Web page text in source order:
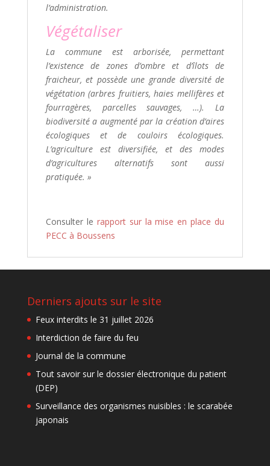
l’administration.
Végétaliser
La commune est arborisée, permettant
l’existence de zones d’ombre et d’îlots de
fraicheur, et possède une grande diversité de
végétation (arbres fruitiers, haies mellifères et
fourragères, parcelles sauvages, …). La
biodiversité a augmenté par la création d’aires
écologiques et de couloirs écologiques.
L’agriculture est diversifiée, et des modes
d’agricultures alternatifs sont aussi
pratiquée. »
Consulter le rapport sur la mise en place du
PECC à Boussens
Derniers ajouts sur le site
Feux interdits le 31 juillet 2026
Interdiction de faire du feu
Journal de la commune
Tout savoir sur le dossier électronique du patient
(DEP)
Surveillance des organismes nuisibles : le scarabée
japonais